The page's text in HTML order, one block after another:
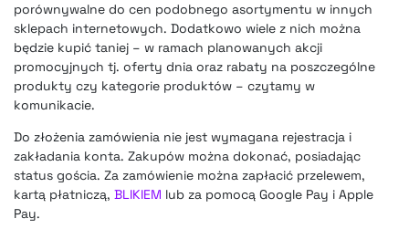
porównywalne do cen podobnego asortymentu w innych
sklepach internetowych. Dodatkowo wiele z nich można
będzie kupić taniej – w ramach planowanych akcji
promocyjnych tj. oferty dnia oraz rabaty na poszczególne
produkty czy kategorie produktów – czytamy w
komunikacie.
Do złożenia zamówienia nie jest wymagana rejestracja i
zakładania konta. Zakupów można dokonać, posiadając
status gościa. Za zamówienie można zapłacić przelewem,
kartą płatniczą, BLIKIEM lub za pomocą Google Pay i Apple
Pay.